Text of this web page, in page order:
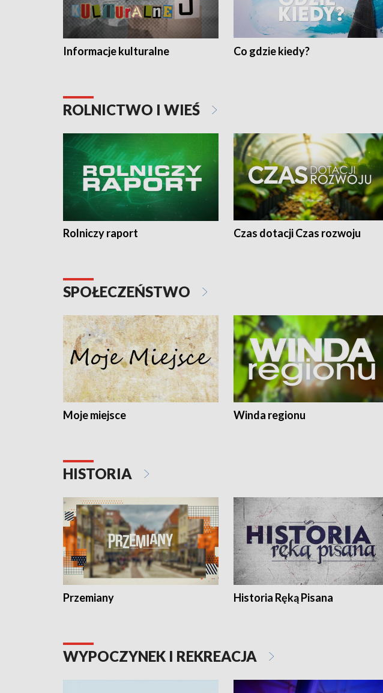
Informacje kulturalne Co gdzie kiedy?
ROLNICTWO I WIEŚ
Rolniczy raport Czas dotacji Czas rozwoju
SPOŁECZEŃSTWO
Moje miejsce Winda regionu
HISTORIA
Przemiany Historia Ręką Pisana
WYPOCZYNEK I REKREACJA